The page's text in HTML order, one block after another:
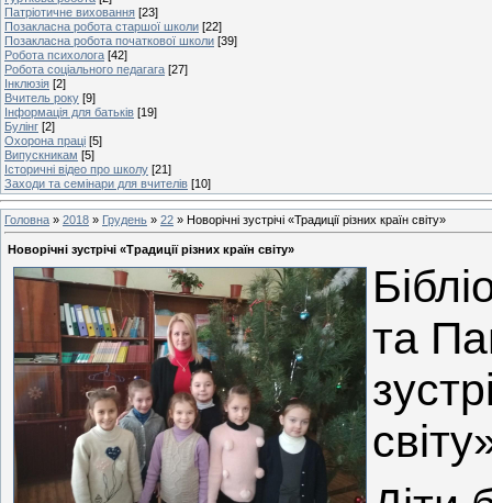
Патріотичне виховання [23]
Позакласна робота старшої школи [22]
Позакласна робота початкової школи [39]
Робота психолога [42]
Робота соціального педагага [27]
Інклюзія [2]
Вчитель року [9]
Інформація для батьків [19]
Булінг [2]
Охорона праці [5]
Випускникам [5]
Історичні відео про школу [21]
Заходи та семінари для вчителів [10]
Головна » 2018 » Грудень » 22 » Новорічні зустрічі «Традиції різних країн світу»
Новорічні зустрічі «Традиції різних країн світу»
та